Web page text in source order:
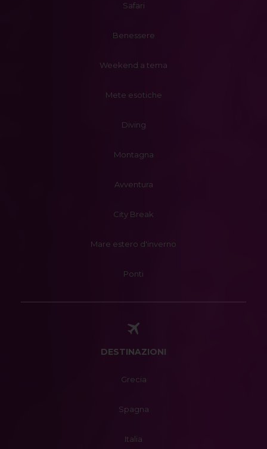
Safari
Benessere
Weekend a tema
Mete esotiche
Diving
Montagna
Avventura
City Break
Mare estero d'inverno
Ponti
DESTINAZIONI
Grecia
Spagna
Italia